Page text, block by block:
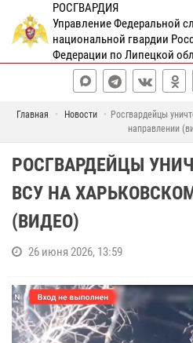
РОСГВАРДИЯ
Управление Федеральной
национальной гвардии
Федерации по Липецкой
Главная Новости
Росгвардейцы
направлении
РОСГВАРДЕЙЦЫ
ВСУ НА
(ВИДЕО)
26 июня 2026, 13:59